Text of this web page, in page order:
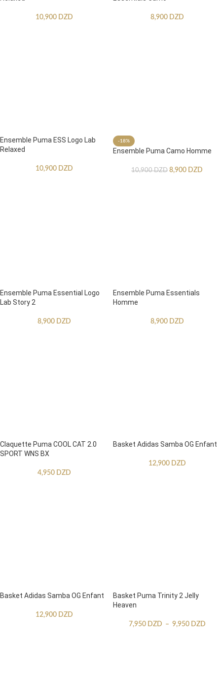
10,900 DZD 8,900 DZD
Ensemble Puma ESS Logo Lab
Relaxed
10,900 DZD
-18%
Ensemble Puma Camo Homme
10,900DZD 8,900 DZD
Ensemble Puma Essential Logo
Lab Story 2
8,900 DZD
Ensemble Puma Essentials
Homme
8,900 DZD
Claquette Puma COOL CAT 2.0
SPORT WNS BX
4,950 DZD
Basket Adidas Samba OG Enfant
12,900 DZD
Basket Adidas Samba OG Enfant
12,900 DZD
Basket Puma Trinity 2 Jelly
Heaven
7,950 DZD – 9,950 DZD